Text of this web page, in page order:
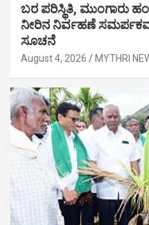
ಬರ ಪರಿಸ್ಥಿತಿ, ಮುಂಗಾರು
ನೀರಿನ ನಿರ್ವಹಣೆ
ಸೂಚನೆ
August 4, 2026 MYTHRI